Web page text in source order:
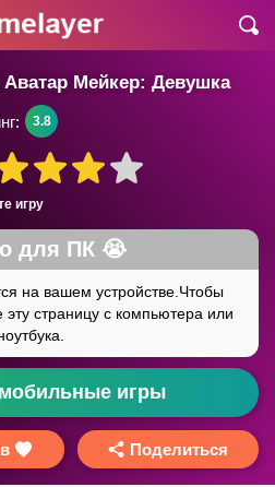
Аватар Мейкер: Девушка
игру
3.8
игры
Поделиться